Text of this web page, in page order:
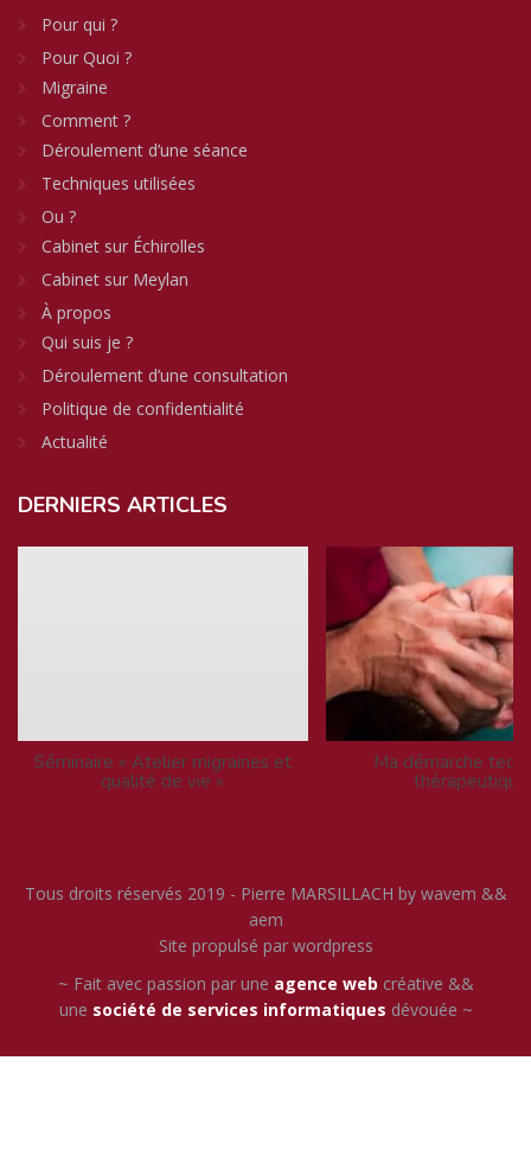
Pour qui ?
Pour Quoi ?
Migraine
Comment ?
Déroulement d’une séance
Techniques utilisées
Ou ?
Cabinet sur Échirolles
Cabinet sur Meylan
À propos
Qui suis je ?
Déroulement d’une consultation
Politique de confidentialité
Actualité
DERNIERS ARTICLES
Séminaire « Atelier migraines et
qualité de vie »
Ma démarche
thérapeutique
Tous droits réservés 2019 - Pierre MARSILLACH by wavem &&
aem
Site propulsé par wordpress
~ Fait avec passion par une agence web créative &&
une société de services informatiques dévouée ~